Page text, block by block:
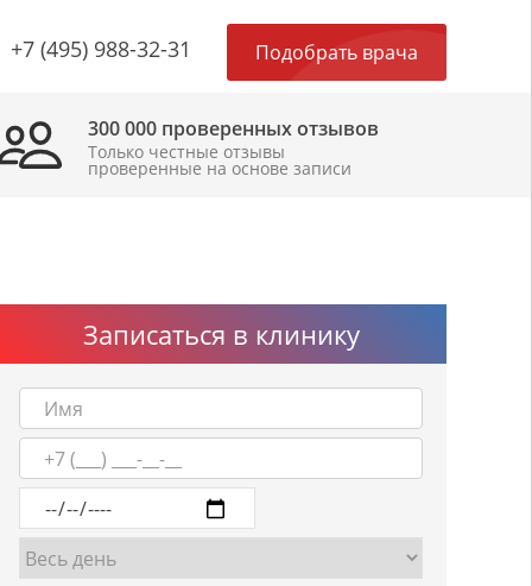
+7 (495) 988-32-31 Подобрать врача
300 000 проверенных отзывов
Только честные отзывы
проверенные на основе записи
Записаться в клинику